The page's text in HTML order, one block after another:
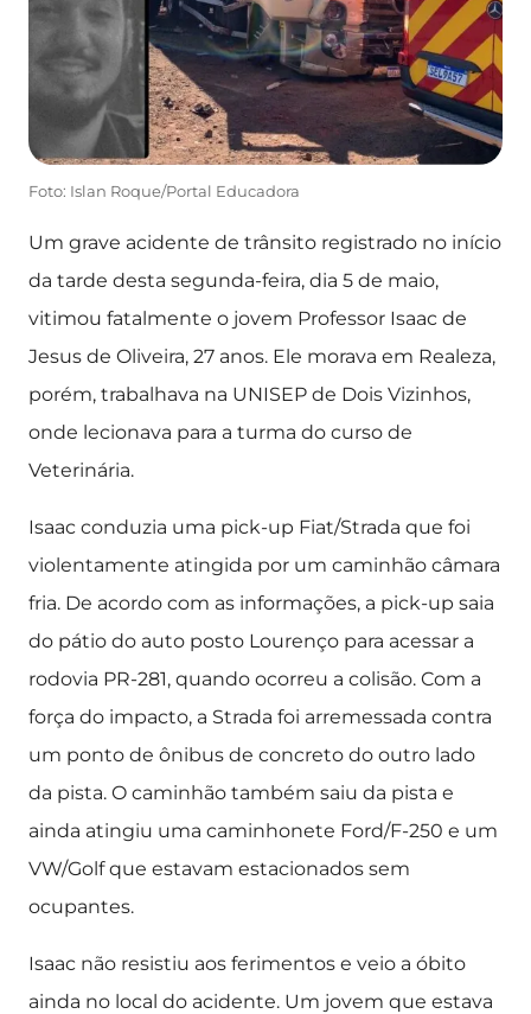
Foto: Islan Roque/Portal Educadora
Um grave acidente de trânsito registrado no início
da tarde desta segunda-feira, dia 5 de maio,
vitimou fatalmente o jovem Professor Isaac de
Jesus de Oliveira, 27 anos. Ele morava em Realeza,
porém, trabalhava na UNISEP de Dois Vizinhos,
onde lecionava para a turma do curso de
Veterinária.
Isaac conduzia uma pick-up Fiat/Strada que foi
violentamente atingida por um caminhão câmara
fria. De acordo com as informações, a pick-up saia
do pátio do auto posto Lourenço para acessar a
rodovia PR-281, quando ocorreu a colisão. Com a
força do impacto, a Strada foi arremessada contra
um ponto de ônibus de concreto do outro lado
da pista. O caminhão também saiu da pista e
ainda atingiu uma caminhonete Ford/F-250 e um
VW/Golf que estavam estacionados sem
ocupantes.
Isaac não resistiu aos ferimentos e veio a óbito
ainda no local do acidente. Um jovem que estava